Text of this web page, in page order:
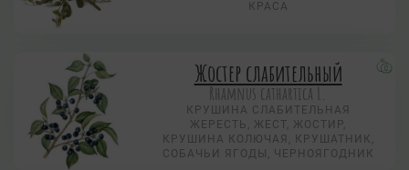
КРАСА
Жостер слабительный
Rhamnus cathartica L.
КРУШИНА СЛАБИТЕЛЬНАЯ
ЖЕРЕСТЬ, ЖЕСТ, ЖОСТИР,
КРУШИНА КОЛЮЧАЯ, КРУШАТНИК,
СОБАЧЬИ ЯГОДЫ, ЧЕРНОЯГОДНИК